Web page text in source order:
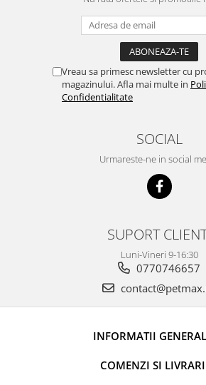
Vreau sa primesc newsletter cu
magazinului. Afla mai multe in
Confidentialitate
SOCIAL
Urmareste-ne in social
SUPORT
Luni-Vineri 9-16:30
0770746657
INFORMATII
COMENZI SI LIVRARI